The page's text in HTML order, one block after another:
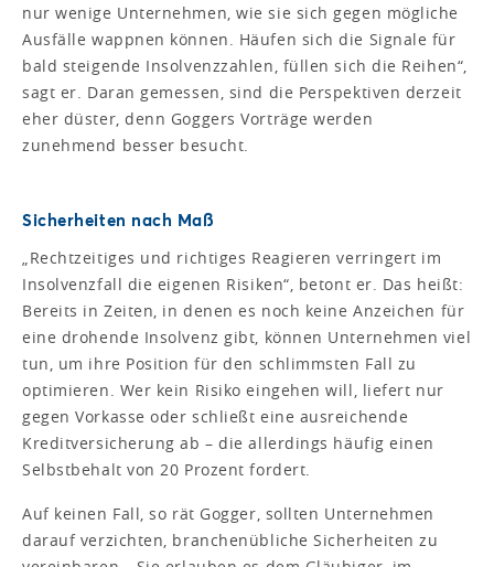
nur wenige Unternehmen, wie sie sich gegen mögliche
Ausfälle wappnen können. Häufen sich die Signale für
bald steigende Insolvenzzahlen, füllen sich die Reihen“,
sagt er. Daran gemessen, sind die Perspektiven derzeit
eher düster, denn Goggers Vorträge werden
zunehmend besser besucht.
Sicherheiten nach Maß
„Rechtzeitiges und richtiges Reagieren verringert im
Insolvenzfall die eigenen Risiken“, betont er. Das heißt:
Bereits in Zeiten, in denen es noch keine Anzeichen für
eine drohende Insolvenz gibt, können Unternehmen viel
tun, um ihre Position für den schlimmsten Fall zu
optimieren. Wer kein Risiko eingehen will, liefert nur
gegen Vorkasse oder schließt eine ausreichende
Kreditversicherung ab – die allerdings häufig einen
Selbstbehalt von 20 Prozent fordert.
Auf keinen Fall, so rät Gogger, sollten Unternehmen
darauf verzichten, branchenübliche Sicherheiten zu